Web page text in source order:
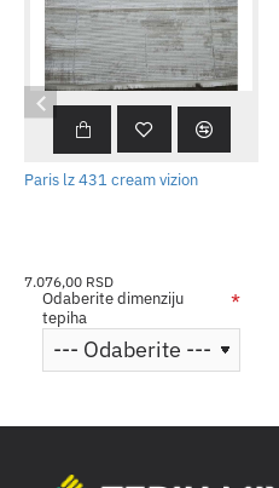
Paris lz 431 cream vizion
7.076,00 RSD
Odaberite dimenziju
tepiha